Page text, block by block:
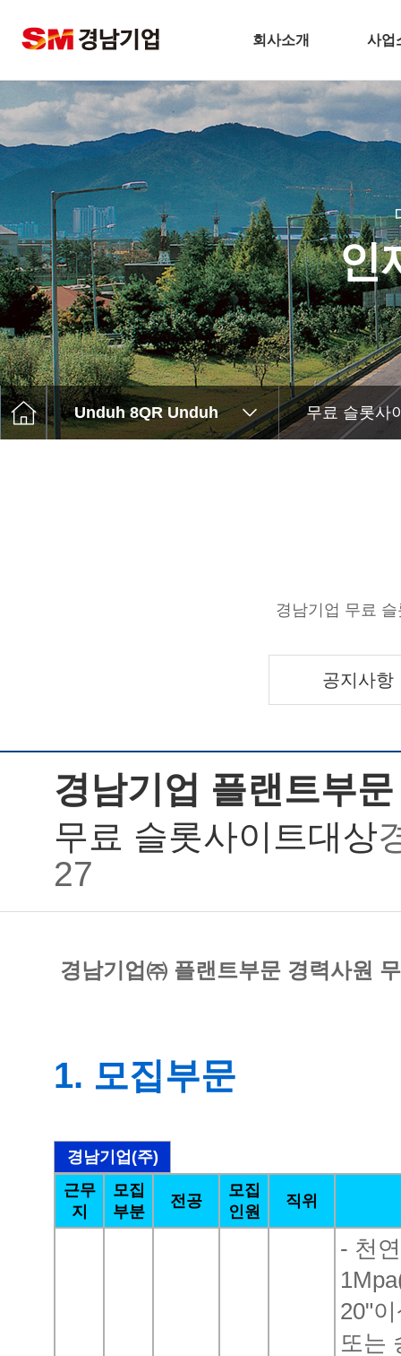
회사소개
기업개요
CEO 인사말
비전
주요연혁
경남기업 네트워크
안전보건방침
기술경영
환경경영
찾아오시는길
사업
주택
토
플
환
해
인테
인
Unduh 8QR Unduh 무료 슬롯사
경남기업 무료
공지사항
경남기업 플랜트부
무료 슬롯사이트대상
27
경남기업㈜ 플랜트부문 경력사원
1. 모집부문
경남기업(주)
근무
지
모집
부분
전공
모집
인원
직위
- 천
20"
또는